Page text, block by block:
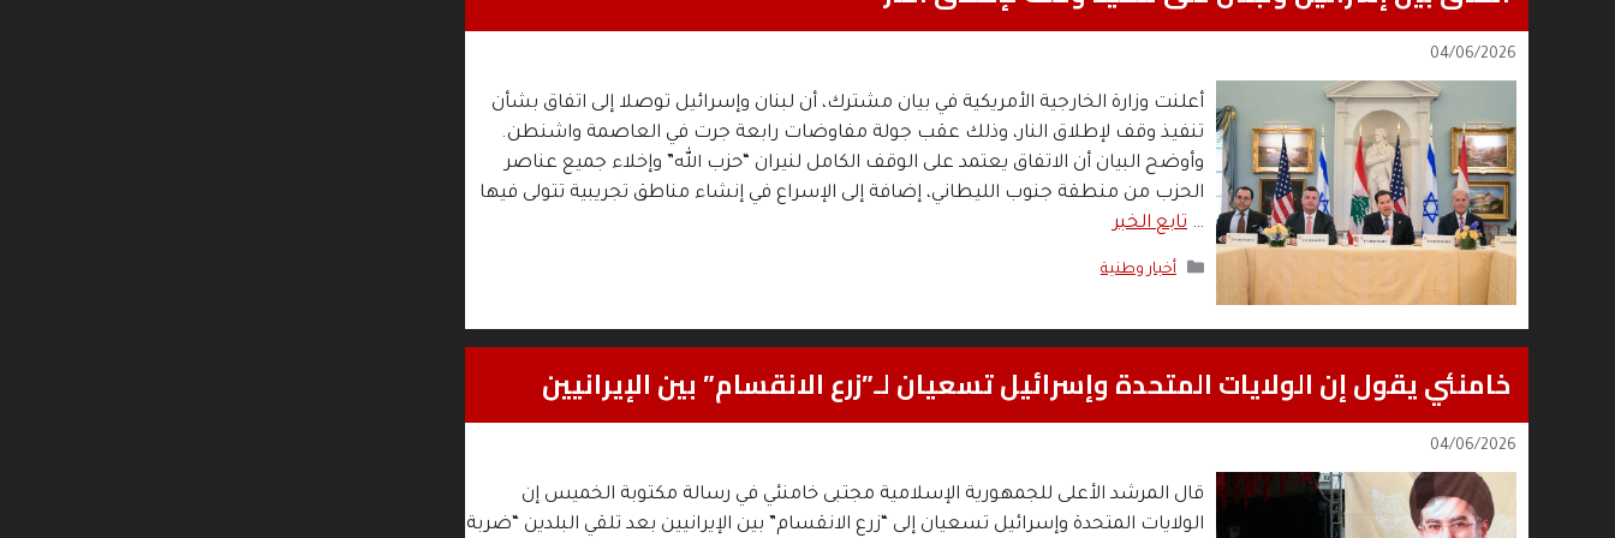
04/06/2026
أعلنت وزارة الخارجية الأمريكية في بيان مشترك، أن لبنان وإسرائيل توصلا إلى اتفاق بشأن
تنفيذ وقف لإطلاق النار، وذلك عقب جولة مفاوضات رابعة جرت في العاصمة واشنطن.
وأوضح البيان أن الاتفاق يعتمد على الوقف الكامل لنيران “حزب الله” وإخلاء جميع عناصر
الحزب من منطقة جنوب الليطاني، إضافة إلى الإسراع في إنشاء مناطق تجريبية تتولى فيها
… تابع الخبر
التصنيفات
أخبار وطنية
خامنئي يقول إن الولايات المتحدة وإسرائيل تسعيان لـ”زرع الانقسام” بين الإيرانيين
04/06/2026
قال المرشد الأعلى للجمهورية الإسلامية مجتبى خامنئي في رسالة مكتوبة الخميس إن
الولايات المتحدة وإسرائيل تسعيان إلى “زرع الانقسام” بين الإيرانيين بعد تلقي البلدين “ضربة